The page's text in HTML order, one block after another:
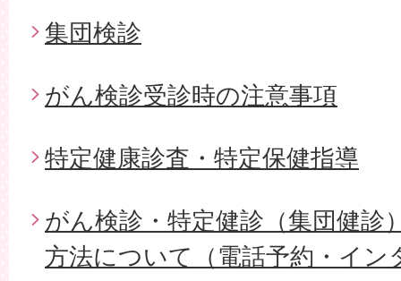
集団検診
がん検診受診時の注意事項
特定健康診査・特定保健指導
がん検診・特定健診（集団健診
方法について（電話予約・イン